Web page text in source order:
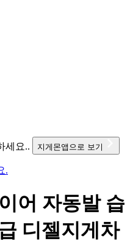
세요.. 지게몬앱으로 보기
.
어 자동발 습
디젤지게차